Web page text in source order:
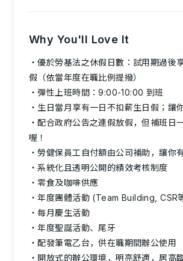
Why You'll Love It
優於勞基法之休假日數：試用期過後
假（依當年度在職比例提撥）
彈性上班時間：9:00-10:00 到班
生日當月享有一日不扣薪生日假；讓
配合政府公告之連假放假，但補班日
喔！
勞健保員工自付額由公司補助，讓你
系統化且透明公開的績效考核制度
零食及咖啡供應
年度團體活動 (Team Building, CSR
每月慶生活動
年度聖誕活動、尾牙
配發筆電乙台，供在職期間辦公使用
開放式的辦公環境，明亮舒適，居高